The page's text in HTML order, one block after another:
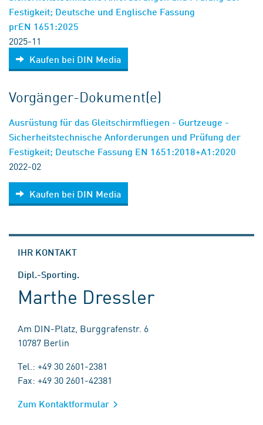
Festigkeit; Deutsche und Englische Fassung
prEN 1651:2025
2025-11
Kaufen bei DIN Media
Vorgänger-Dokument(e)
Ausrüstung für das Gleitschirmfliegen - Gurtzeuge -
Sicherheitstechnische Anforderungen und Prüfung der
Festigkeit; Deutsche Fassung EN 1651:2018+A1:2020
2022-02
Kaufen bei DIN Media
IHR KONTAKT
Dipl.-Sporting.
Marthe Dressler
Am DIN-Platz, Burggrafenstr. 6
10787 Berlin
Tel.: +49 30 2601-2381
Fax: +49 30 2601-42381
Zum Kontaktformular